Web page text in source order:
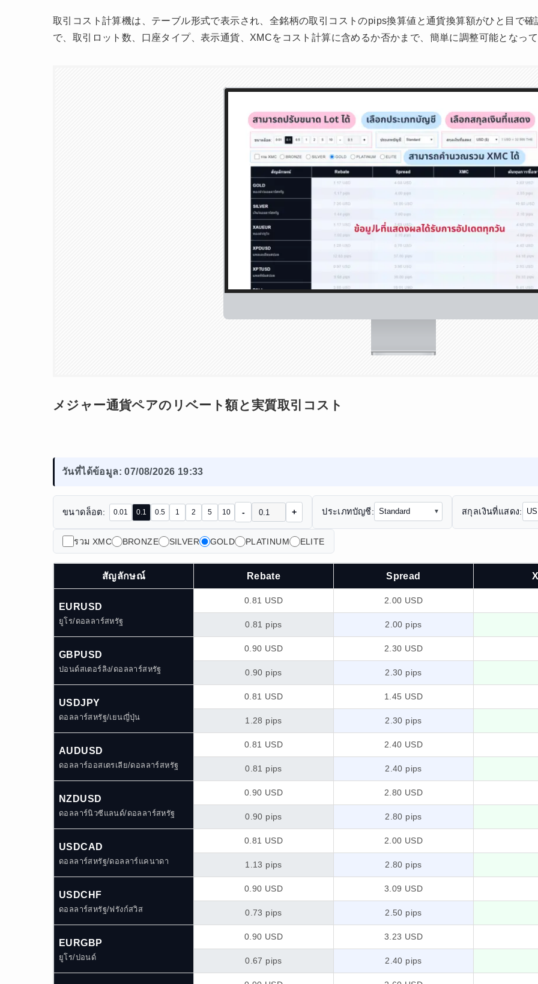
取引コスト計算機は、テーブル形式で表示され、全銘柄の取引コストのpips換算値と通貨換算額がひと目で
で、取引ロット数、口座タイプ、表示通貨、XMCをコスト計算に含めるか否かまで、簡単に調整可能となっ
メジャー通貨ペアのリベート額と実質取引コスト
วันที่ได้ข้อมูล: 07/08/2026 19:33
ขนาดล็อต: 0.01 0.1 0.5 1 2 5 10 - + ประเภทบัญชี: สกุลเงินที่แสดง:
รวม XMC BRONZE SILVER GOLD PLATINUM ELITE
สัญลักษณ์ Rebate Spread
EURUSD
ยูโร/ดอลลาร์สหรัฐ
0.81 USD 2.00 USD
0.81 pips 2.00 pips
GBPUSD
ปอนด์สเตอร์ลิง/ดอลลาร์สหรัฐ
0.90 USD 2.30 USD
0.90 pips 2.30 pips
USDJPY
ดอลลาร์สหรัฐ/เยนญี่ปุ่น
0.81 USD 1.45 USD
1.28 pips 2.30 pips
AUDUSD
ดอลลาร์ออสเตรเลีย/ดอลลาร์สหรัฐ
0.81 USD 2.40 USD
0.81 pips 2.40 pips
NZDUSD
ดอลลาร์นิวซีแลนด์/ดอลลาร์สหรัฐ
0.90 USD 2.80 USD
0.90 pips 2.80 pips
USDCAD
ดอลลาร์สหรัฐ/ดอลลาร์แคนาดา
0.81 USD 2.00 USD
1.13 pips 2.80 pips
USDCHF
ดอลลาร์สหรัฐ/ฟรังก์สวิส
0.90 USD 3.09 USD
0.73 pips 2.50 pips
EURGBP
ยูโร/ปอนด์
0.90 USD 3.23 USD
0.67 pips 2.40 pips